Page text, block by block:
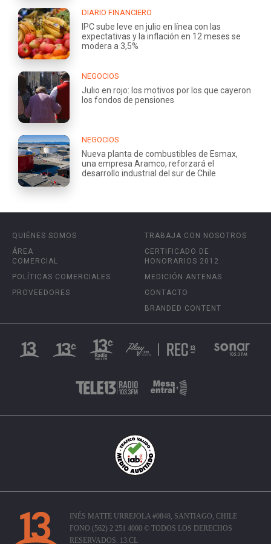
DIARIO FINANCIERO
IPC sube leve en julio en línea con las
expectativas y la inflación en 12 meses se
modera a 3,5%
NEGOCIOS
Julio en rojo: los motivos por los que cayeron
los fondos de pensiones
NEGOCIOS
Nueva planta de combustibles de Esmax,
una empresa Aramco, reforzará el
desarrollo industrial del sur de Chile
QUIÉNES SOMOS
ÁREA
COMERCIAL
POLÍTICAS COMERCIALES
PROVEEDORES
TRABAJA CON NOSOTROS
CERTIFICADO DE
HONORARIOS 2012
MEDICIÓN ANTENAS
CONTACTO
BRANDED CONTENT
INÉS MATTE URREJOLA #0848, SANTIAGO, CHILE
FONO (562) 2 251 4000 © TODOS LOS DERECHOS
RESERVADOS. 13.CL